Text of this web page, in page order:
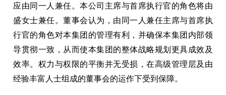
应由同一人兼任。本公司主席与首席执行官的角色将由
盛女士兼任。董事会认为，由同一人兼任主席与首席执
行官的角色对本集团的管理有利，并确保本集团内部领
导贯彻一致，从而使本集团的整体战略规划更具成效及
效率。权力与权限的平衡并无受损，在高级管理层及由
经验丰富人士组成的董事会的运作下受到保障。